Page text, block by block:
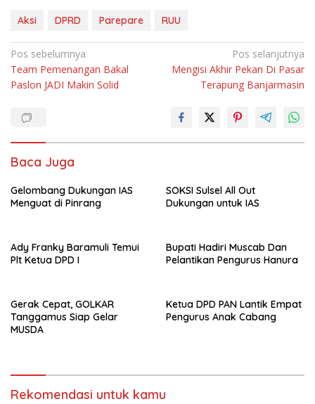
Aksi DPRD Parepare RUU
Navigasi
pos
Pos sebelumnya
Team Pemenangan Bakal
Paslon JADI Makin Solid
Pos selanjutnya
Mengisi Akhir Pekan Di Pasar
Terapung Banjarmasin
Baca Juga
Gelombang Dukungan IAS
Menguat di Pinrang
SOKSI Sulsel All Out
Dukungan untuk IAS
Ady Franky Baramuli Temui
Plt Ketua DPD I
Bupati Hadiri Muscab Dan
Pelantikan Pengurus Hanura
Gerak Cepat, GOLKAR
Tanggamus Siap Gelar
MUSDA
Ketua DPD PAN Lantik Empat
Pengurus Anak Cabang
Rekomendasi untuk kamu